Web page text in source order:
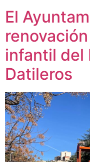
El
infantil del
Datileros